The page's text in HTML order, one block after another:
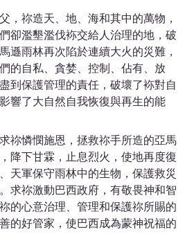
，祢造天、地、海和其中的萬物，
卻濫墾濫伐袮交給人治理的地，破
遜雨林再次陷於連續大火的災難，
的自私、貪婪、控制、佔有、放
到保護管理的責任，破壞了袮對自
響了大自然自我恢復與再生的能
祢憐憫施恩，拯救祢手所造的亞馬
降下甘霖，止息烈火，使地再度復
天軍保守雨林中的生物，保護救災
求祢激動巴西政府，有敬畏神和智
的心意治理、管理和保護祢所賜的
的好管家，使巴西成為蒙神祝福的